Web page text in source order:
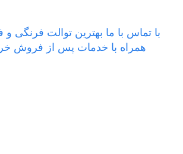
با تماس با ما بهترین توالت فرنگی و
همراه با خدمات پس از فروش